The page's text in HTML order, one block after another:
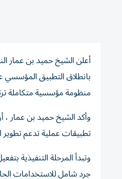
أعلن الشيخ حميد بن عمار
بانطلاق التطبيق
منظومة مؤسسية متكاملة
وأكد الشيخ حميد بن عمار ،
تطبيقات عملية تدعم تطوير
وتبدأ المرحلة التنفيذية
جرد شامل للاستخدامات